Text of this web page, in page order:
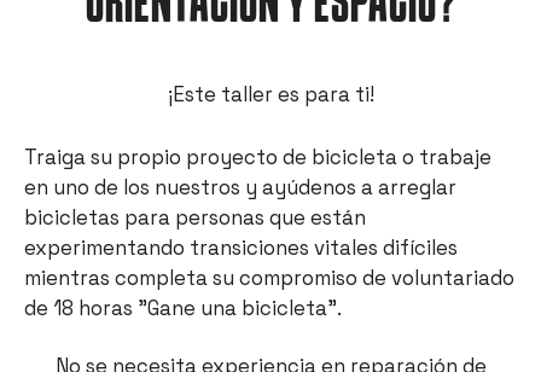
¡Este taller es para ti!
Traiga su propio proyecto de bicicleta o trabaje
en uno de los nuestros y ayúdenos a arreglar
bicicletas para personas que están
experimentando transiciones vitales difíciles
mientras completa su compromiso de voluntariado
de 18 horas "Gane una bicicleta".
No se necesita experiencia en reparación de